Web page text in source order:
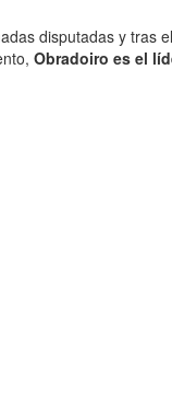
disputadas y tras
Obradoiro es el